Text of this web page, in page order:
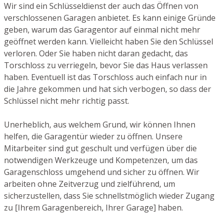
Wir sind ein Schlüsseldienst der auch das Öffnen von
verschlossenen Garagen anbietet. Es kann einige Gründe
geben, warum das Garagentor auf einmal nicht mehr
geöffnet werden kann. Vielleicht haben Sie den Schlüssel
verloren. Oder Sie haben nicht daran gedacht, das
Torschloss zu verriegeln, bevor Sie das Haus verlassen
haben. Eventuell ist das Torschloss auch einfach nur in
die Jahre gekommen und hat sich verbogen, so dass der
Schlüssel nicht mehr richtig passt.
Unerheblich, aus welchem Grund, wir können Ihnen
helfen, die Garagentür wieder zu öffnen. Unsere
Mitarbeiter sind gut geschult und verfügen über die
notwendigen Werkzeuge und Kompetenzen, um das
Garagenschloss umgehend und sicher zu öffnen. Wir
arbeiten ohne Zeitverzug und zielführend, um
sicherzustellen, dass Sie schnellstmöglich wieder Zugang
zu [Ihrem Garagenbereich, Ihrer Garage] haben.